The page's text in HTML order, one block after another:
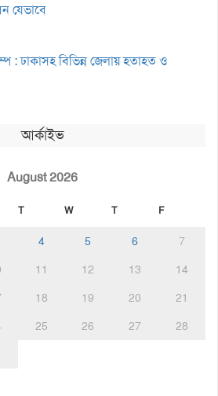
যেভাবে
: ঢাকাসহ বিভিন্ন জেলায় হতাহত ও
আর্কাইভ
August 2026
T W T F
4 5 6
7
11 12 13
14
18 19 20
21
25 26 27
28